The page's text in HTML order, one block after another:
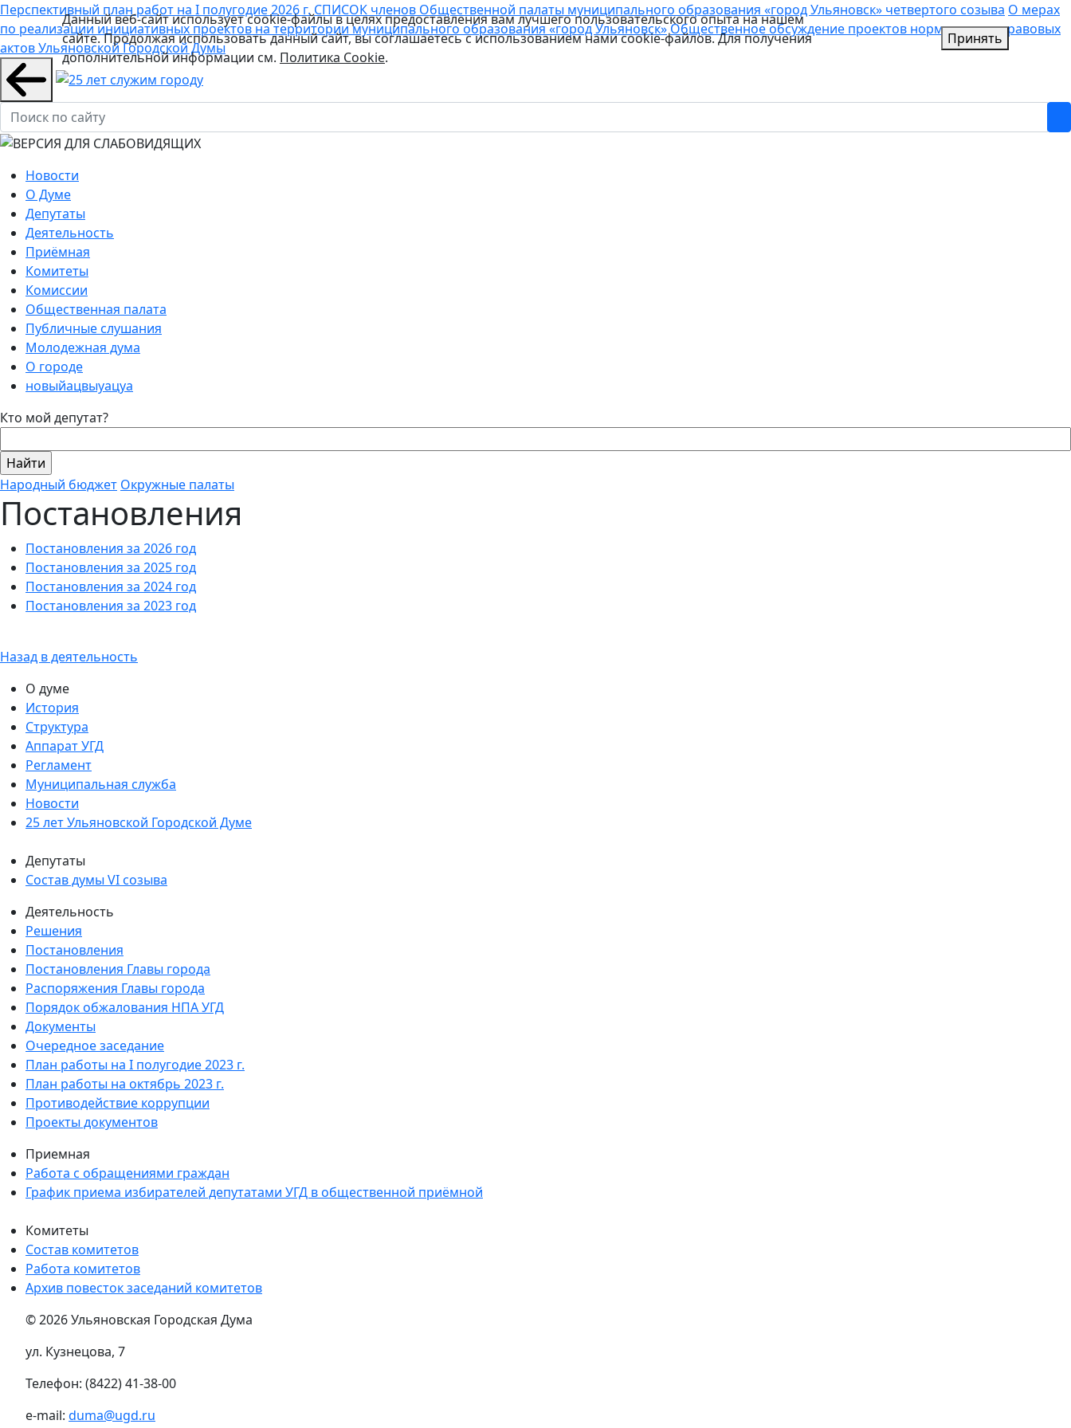
Перспективный план работ на I полугодие 2026 г.СПИСОК членов Общественной палаты муниципального образования «город Ульяновск» четвертого созыва О мерах
по реализации инициативных проектов на территории муниципального образования «город Ульяновск»Общественное обсуждение проектов нормативных правовых
актов Ульяновской Городской Думы
Новости
О Думе
Депутаты
Деятельность
Приёмная
Комитеты
Комиссии
Общественная палата
Публичные слушания
Молодежная дума
О городе
новыйацвыуацуа
Кто мой депутат?
Народный бюджет Окружные палаты
Постановления
Постановления за 2026 год
Постановления за 2025 год
Постановления за 2024 год
Постановления за 2023 год
Назад в деятельность
О думе
История
Структура
Аппарат УГД
Регламент
Муниципальная служба
Новости
25 лет Ульяновской Городской Думе
Депутаты
Состав думы VI созыва
Деятельность
Решения
Постановления
Постановления Главы города
Распоряжения Главы города
Порядок обжалования НПА УГД
Документы
Очередное заседание
План работы на I полугодие 2023 г.
План работы на октябрь 2023 г.
Противодействие коррупции
Проекты документов
Приемная
Работа с обращениями граждан
График приема избирателей депутатами УГД в общественной приёмной
Комитеты
Состав комитетов
Работа комитетов
Архив повесток заседаний комитетов
© 2026 Ульяновская Городская Дума
ул. Кузнецова, 7
Телефон: (8422) 41-38-00
e-mail: duma@ugd.ru
Данный веб-сайт использует cookie-файлы в целях предоставления вам лучшего пользовательского опыта на нашем
сайте. Продолжая использовать данный сайт, вы соглашаетесь с использованием нами cookie-файлов. Для получения
дополнительной информации см. Политика Cookie.
Принять